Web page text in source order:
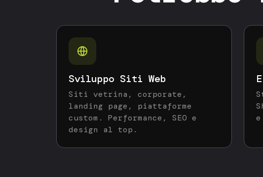
Sviluppo Siti Web
Siti vetrina, corporate,
landing page, piattaforme
custom. Performance, SEO e
design al top.